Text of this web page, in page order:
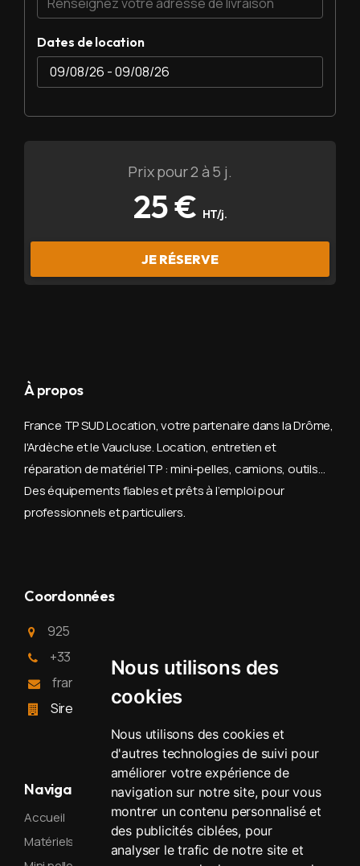
Nous utilisons des
cookies
Nous utilisons des cookies et
d'autres technologies de suivi pour
améliorer votre expérience de
navigation sur notre site, pour vous
montrer un contenu personnalisé et
des publicités ciblées, pour
analyser le trafic de notre site et
Dates de location
Prix pour 2 à 5 j.
25 € HT/j.
JE RÉSERVE
À propos
France TP SUD Location, votre partenaire dans la Drôme,
l'Ardèche et le Vaucluse. Location, entretien et
réparation de matériel TP : mini-pelles, camions, outils…
Des équipements fiables et prêts à l’emploi pour
professionnels et particuliers.
Coordonnées
925 route D6, 26740 La Laupie - Drôme
+33 (0)9 79 56 97 57
francetpsudlocation@gmail.com
Siret : 948 574 363 00016
Navigation
Accueil
Matériels de location